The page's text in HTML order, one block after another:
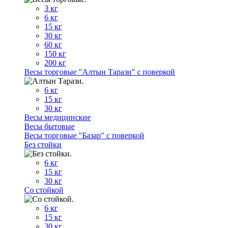
3 кг
6 кг
15 кг
30 кг
60 кг
150 кг
200 кг
Весы торговые "Алтын Тарази" с поверкой
6 кг
15 кг
30 кг
Весы медицинские
Весы бытовые
Весы торговые "Базар" с поверкой
Без стойки
6 кг
15 кг
30 кг
Со стойкой
6 кг
15 кг
30 кг